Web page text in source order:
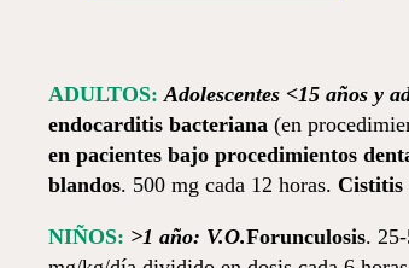
ADULTOS: Adolescentes <15 años y
endocarditis bacteriana (en
en pacientes bajo procedimientos
blandos. 500 mg cada 12 horas. Cistitis
NIÑOS: >1 año: V.O.Forunculosis.